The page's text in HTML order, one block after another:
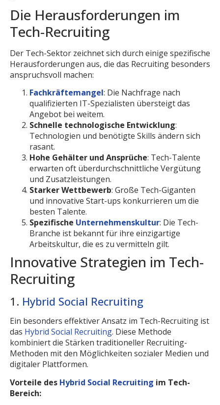
Die Herausforderungen im
Tech-Recruiting
Der Tech-Sektor zeichnet sich durch einige spezifische
Herausforderungen aus, die das Recruiting besonders
anspruchsvoll machen:
Fachkräftemangel: Die Nachfrage nach
qualifizierten IT-Spezialisten übersteigt das
Angebot bei weitem.
Schnelle technologische Entwicklung:
Technologien und benötigte Skills ändern sich
rasant.
Hohe Gehälter und Ansprüche: Tech-Talente
erwarten oft überdurchschnittliche Vergütung
und Zusatzleistungen.
Starker Wettbewerb: Große Tech-Giganten
und innovative Start-ups konkurrieren um die
besten Talente.
Spezifische Unternehmenskultur: Die Tech-
Branche ist bekannt für ihre einzigartige
Arbeitskultur, die es zu vermitteln gilt.
Innovative Strategien im Tech-
Recruiting
1. Hybrid Social Recruiting
Ein besonders effektiver Ansatz im Tech-Recruiting ist
das Hybrid Social Recruiting. Diese Methode
kombiniert die Stärken traditioneller Recruiting-
Methoden mit den Möglichkeiten sozialer Medien und
digitaler Plattformen.
Vorteile des Hybrid Social Recruiting im Tech-
Bereich: